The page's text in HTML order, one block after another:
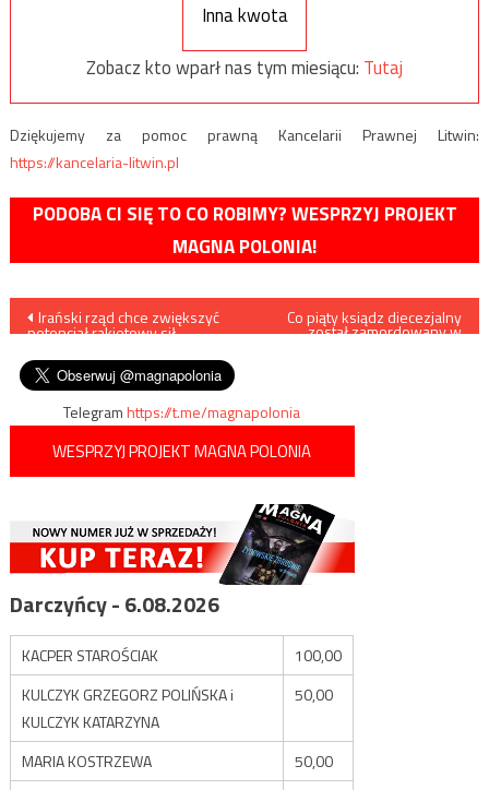
Inna kwota
Zobacz kto wparł nas tym miesiącu: Tutaj
Dziękujemy za pomoc prawną Kancelarii Prawnej Litwin:
https://kancelaria-litwin.pl
PODOBA CI SIĘ TO CO ROBIMY? WESPRZYJ PROJEKT
MAGNA POLONIA!
Nawigacja
wpisu
Irański rząd chce zwiększyć
potencjał rakietowy sił
Co piąty ksiądz diecezjalny
został zamordowany w
Telegramhttps://t.me/magnapolonia
WESPRZYJ PROJEKT MAGNA POLONIA
Darczyńcy - 6.08.2026
KACPER STAROŚCIAK
100,00
KULCZYK GRZEGORZ POLIŃSKA i
KULCZYK KATARZYNA
50,00
MARIA KOSTRZEWA
50,00